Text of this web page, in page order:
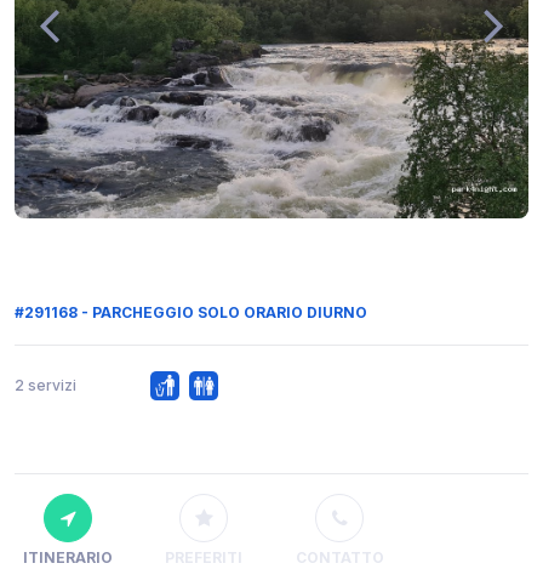
#291168 - PARCHEGGIO SOLO ORARIO DIURNO
2 servizi
ITINERARIO PREFERITI CONTATTO